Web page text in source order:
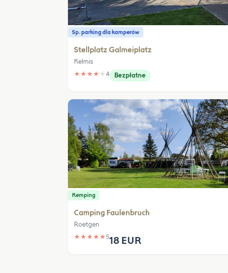
Sp. parking dla kamperów
Stellplatz Galmeiplatz
Kelmis
★ ★ ★ ★ ★ 4 Bezpłatne
Kemping
Camping Faulenbruch
Roetgen
★ ★ ★ ★ ★518 EUR